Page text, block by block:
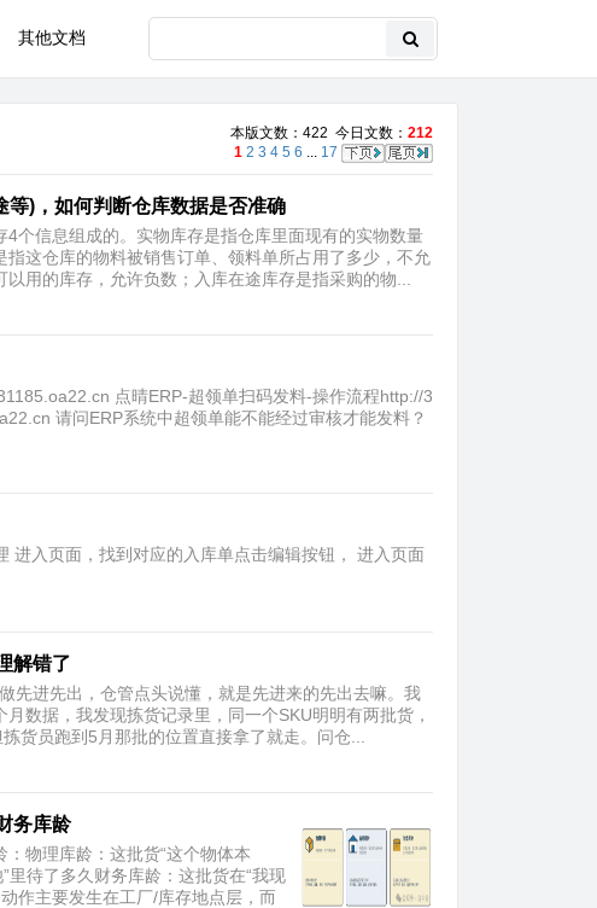
其他文档
本版文数：422 今日文数： 212
1 2 3 4 5 6 ... 17
等)，如何判断仓库数据是否准确
个信息组成的。实物库存是指仓库里面现有的实物数量
这仓库的物料被销售订单、领料单所占用了多少，不允
用的库存，允许负数；入库在途库存是指采购的物...
点晴ERP-超领单扫码发料-操作流程http://3
请问ERP系统中超领单能不能经过审核才能发料？
进入页面，找到对应的入库单点击编辑按钮， 进入页面
解错了
先进先出，仓管点头说懂，就是先进来的先出去嘛。我
数据，我发现拣货记录里，同一个SKU明明有两批货，
货员跑到5月那批的位置直接拿了就走。问仓...
务库龄
物理库龄：这批货“这个物体本
里待了多久财务库龄：这批货在“我现
作主要发生在工厂/库存地点层，而